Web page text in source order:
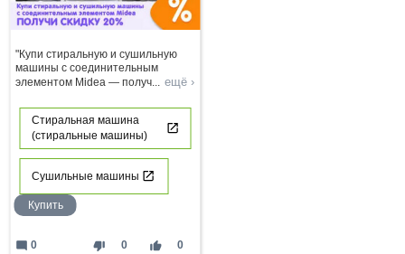
"Купи стиральную и сушильную
машины с соединительным
элементом Midea — получ... ещё ›
Стиральная машина
(стиральные машины)
Сушильные машины
Купить
thumb_down 0 thumb_up 0
mode_comment 0